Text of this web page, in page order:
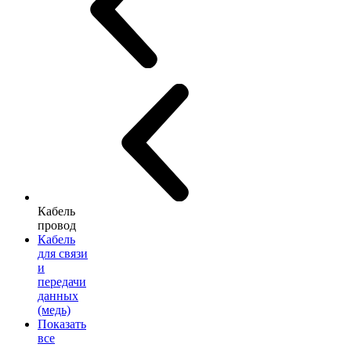
Кабель
провод
Кабель
для связи
и
передачи
данных
(медь)
Показать
все